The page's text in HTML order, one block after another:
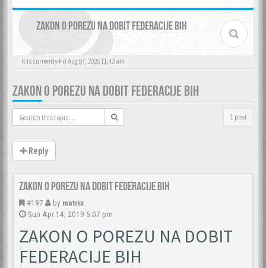
ZAKON O POREZU NA DOBIT FEDERACIJE BIH
It is currently Fri Aug 07, 2026 11:43 am
ZAKON O POREZU NA DOBIT FEDERACIJE BIH
1 post
Reply
Zakon o porezu na dobit Federacije BiH
#197 by matrix
Sun Apr 14, 2019 5:07 pm
ZAKON O POREZU NA DOBIT
FEDERACIJE BIH